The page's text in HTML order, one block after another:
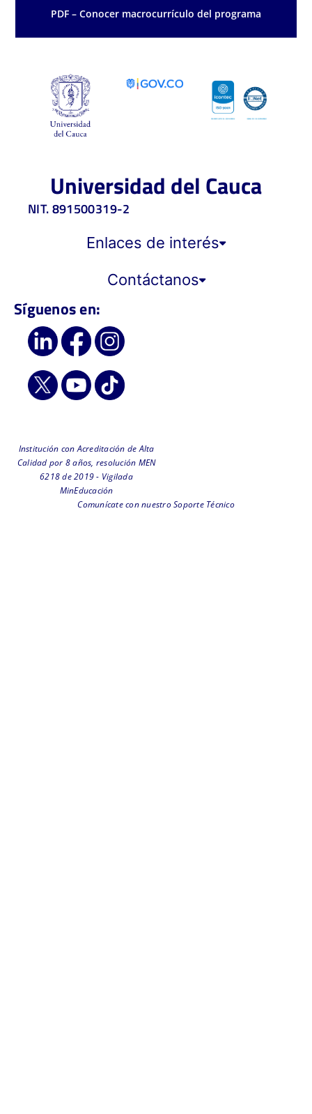
PDF – Conocer macrocurrículo del programa
Universidad del Cauca
NIT. 891500319-2
Enlaces de interés
Contáctanos
Síguenos en:
Institución con Acreditación de Alta
Calidad por 8 años, resolución MEN
6218 de 2019 - Vigilada
MinEducación
Comunícate con nuestro Soporte Técnico